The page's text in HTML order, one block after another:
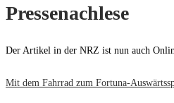
Pressenachlese
Der Artikel in der NRZ ist nun auch
Mit dem Fahrrad zum Fortuna-